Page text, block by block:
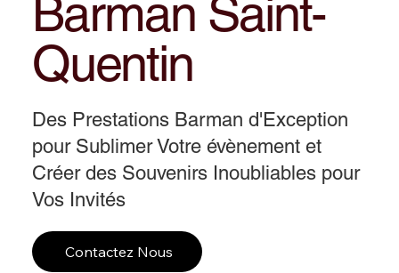
Barman Saint-
Quentin
Des Prestations Barman d'Exception
pour Sublimer Votre évènement et
Créer des Souvenirs Inoubliables pour
Vos Invités
Contactez Nous